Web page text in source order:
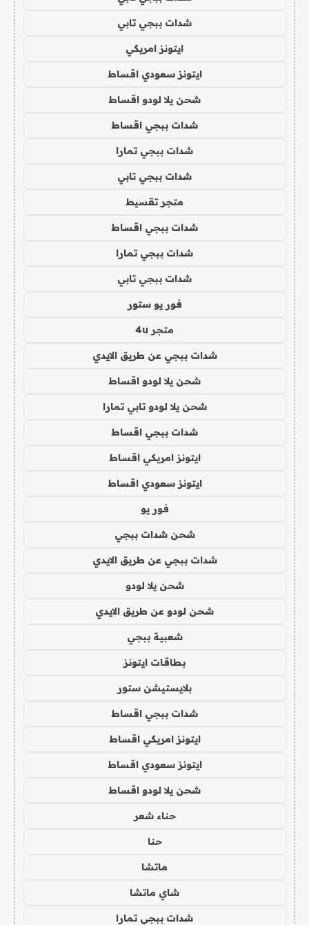
شدات ببجي تابي
ايتونز امريكي
ايتونز سعودي اقساط
شحن يلا لودو اقساط
شدات ببجي اقساط
شدات ببجي تمارا
شدات ببجي تابي
متجر تقسيط
شدات ببجي اقساط
شدات ببجي تمارا
شدات ببجي تابي
فور يو ستور
متجر 4u
شدات ببجي عن طريق الايدي
شحن يلا لودو اقساط
شحن يلا لودو تابي تمارا
شدات ببجي اقساط
ايتونز امريكي اقساط
ايتونز سعودي اقساط
فور يو
شحن شدات ببجي
شدات ببجي عن طريق الايدي
شحن يلا لودو
شحن لودو عن طريق الايدي
شعبية ببجي
بطاقات ايتونز
بلايستيشن ستور
شدات ببجي اقساط
ايتونز امريكي اقساط
ايتونز سعودي اقساط
شحن يلا لودو اقساط
حناء شعر
حنا
ماتشا
شاي ماتشا
شدات ببجي تمارا